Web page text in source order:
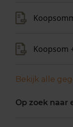
Koopsom
Bekijk alle
Op zoek naar